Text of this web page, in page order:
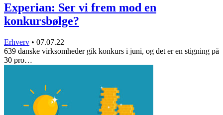
Experian: Ser vi frem mod en
konkursbølge?
Erhverv • 07.07.22
639 danske virksomheder gik konkurs i juni, og det er en stigning på
30 pro…